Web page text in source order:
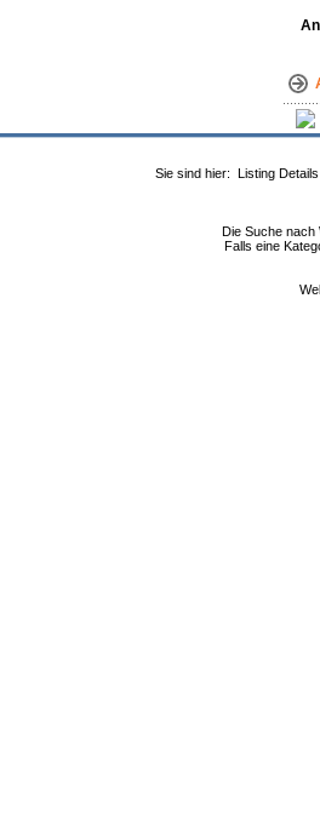
Sie sind hier: Listing
Die Suche nach
Falls eine